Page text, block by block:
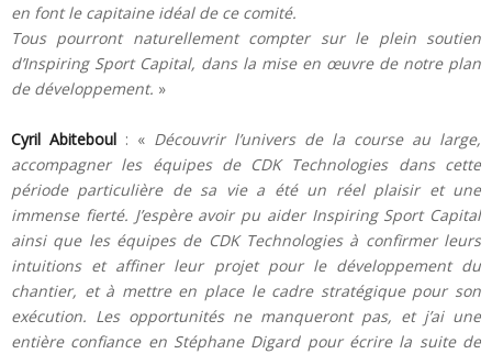
en font le capitaine idéal de ce comité.
Tous pourront naturellement compter sur le plein soutien
d’Inspiring Sport Capital, dans la mise en œuvre de notre plan
de développement. »
Cyril Abiteboul : « Découvrir l’univers de la course au large,
accompagner les équipes de CDK Technologies dans cette
période particulière de sa vie a été un réel plaisir et une
immense fierté. J’espère avoir pu aider Inspiring Sport Capital
ainsi que les équipes de CDK Technologies à confirmer leurs
intuitions et affiner leur projet pour le développement du
chantier, et à mettre en place le cadre stratégique pour son
exécution. Les opportunités ne manqueront pas, et j’ai une
entière confiance en Stéphane Digard pour écrire la suite de